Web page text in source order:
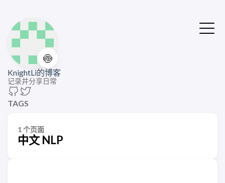
🍥
KnightLi的博客
记录并分享日常
TAGS
1 个页面
中文 NLP